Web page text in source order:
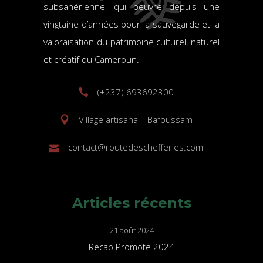
subsahérienne, qui oeuvre depuis une
vingtaine d’années pour la sauvegarde et la
valoraisation du patrimoine culturel, naturel
et créatif du Cameroun.
(+237) 693692300
Village artisanal - Bafoussam
contact@routedeschefferies.com
Articles récents
21 août 2024
Recap Promote 2024